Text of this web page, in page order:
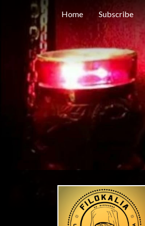
Home Subscribe